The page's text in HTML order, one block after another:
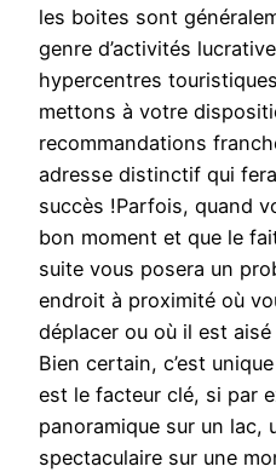
les boites sont
genre d’activités
hypercentres
mettons à votre
recommandations
adresse distinctif qui
succès !Parfois, quand
bon moment et que le
suite vous posera un
endroit à proximité où
déplacer ou où il est
Bien certain, c’est
est le facteur clé, si par
panoramique sur un lac,
spectaculaire sur une